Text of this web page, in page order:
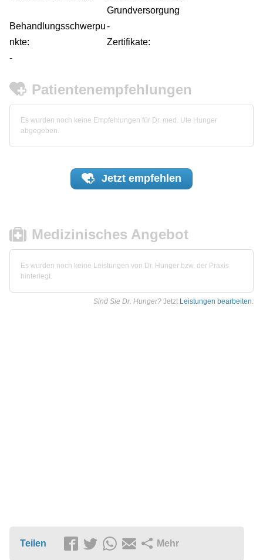
Grundversorgung
Behandlungsschwerpu
nkte:
-
Zertifikate:
-
Patientenempfehlungen
Es wurden noch keine Empfehlungen für Dr. med. Ute Hunger
abgegeben.
Jetzt empfehlen
Medizinisches Angebot
Es wurden noch keine Leistungen von Dr. Hunger bzw. der Praxis
hinterlegt.
Sind Sie Dr. Hunger? Jetzt Leistungen bearbeiten.
Teilen Mehr